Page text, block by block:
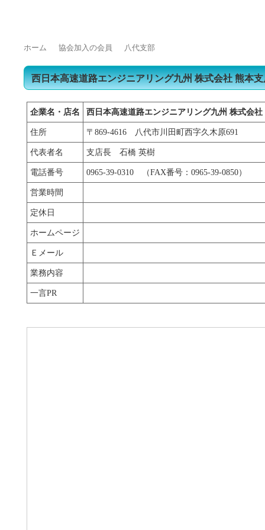
ホーム 協会加入の会員 八代支部
西日本高速道路エンジニアリング九州 株式会社 熊本支
企業名・店名 西日本高速道路エンジニアリング九州 株式会社
住所 〒869-4616 八代市川田町西字久木原691
代表者名 支店長 石橋 英樹
電話番号 0965-39-0310 （FAX番号：0965-39-0850）
営業時間
定休日
ホームページ
Ｅメール
業務内容
一言PR